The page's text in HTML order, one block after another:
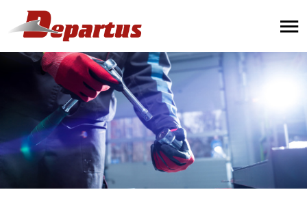
Paslaugos
Automobilių remontas
Sunkvežimių remontas
Priekabų remontas